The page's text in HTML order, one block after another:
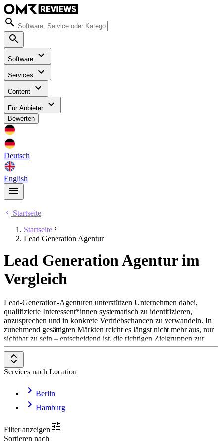
Software
Services
Content
Für Anbieter
Bewerten
Deutsch
English
Startseite
Startseite
Lead Generation Agentur
Lead Generation Agentur im
Vergleich
Lead-Generation-Agenturen unterstützen Unternehmen dabei,
qualifizierte Interessent*innen systematisch zu identifizieren,
anzusprechen und in konkrete Vertriebschancen zu verwandeln. In
zunehmend gesättigten Märkten reicht es längst nicht mehr aus, nur
sichtbar zu sein – entscheidend ist, die richtigen Zielgruppen zur
richtigen Zeit mit relevanten Botschaften zu erreichen. Eine
spezialisierte Lead-Generation-Agentur hilft dabei, planbare
Prozesse für nachhaltiges Wachstum aufzubauen und den Vertrieb
kontinuierlich mit hochwertigen Leads zu versorgen.
Das Leistungsspektrum moderner Lead-Generation-Agenturen
reicht von der strategischen Zielgruppenanalyse und dem Aufbau
datengetriebener Outreach-Kampagnen bis hin zu Performance-
und Conversion-Optimierung. Dabei geht es nicht nur um
Reichweite oder Kontaktzahlen, sondern vor allem um die Qualität
Services nach Location
Berlin
Hamburg
Filter anzeigen
Sortieren nach